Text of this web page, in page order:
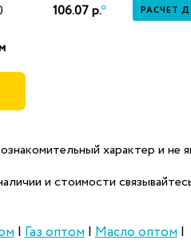
106.07 р.* РАСЧЕТ
характер и не
и стоимости
|Газ оптом|Масло оптом|